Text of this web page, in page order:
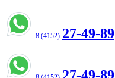
8 (4152) 27-49-89